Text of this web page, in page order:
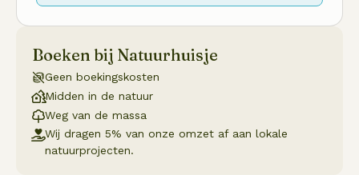
Boeken bij Natuurhuisje
Geen boekingskosten
Midden in de natuur
Weg van de massa
Wij dragen 5% van onze omzet af aan lokale
natuurprojecten.